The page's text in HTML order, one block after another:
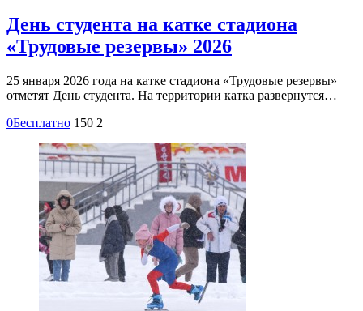
День студента на катке стадиона
«Трудовые резервы» 2026
25 января 2026 года на катке стадиона «Трудовые резервы»
отметят День студента. На территории катка развернутся…
0Бесплатно 150 2